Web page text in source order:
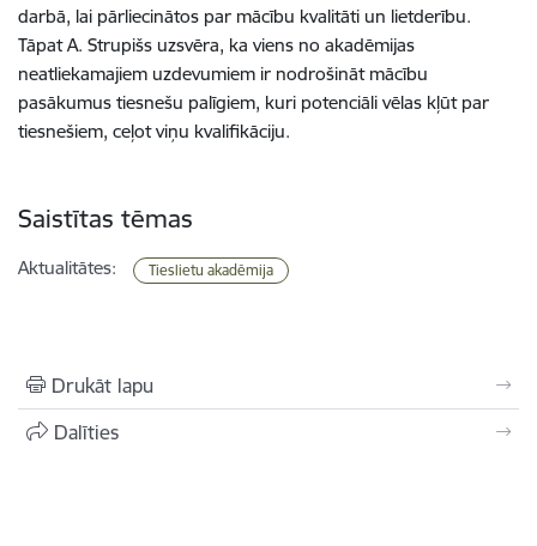
darbā, lai pārliecinātos par mācību kvalitāti un lietderību.
Tāpat A. Strupišs uzsvēra, ka viens no akadēmijas
neatliekamajiem uzdevumiem ir nodrošināt mācību
pasākumus tiesnešu palīgiem, kuri potenciāli vēlas kļūt par
tiesnešiem, ceļot viņu kvalifikāciju.
Saistītas tēmas
Aktualitātes: Tieslietu akadēmija
Drukāt lapu
Dalīties